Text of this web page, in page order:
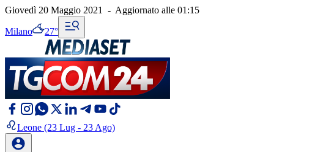
Giovedì 20 Maggio 2021 - Aggiornato alle 01:15
Milano 27°
Leone (23 Lug - 23 Ago)